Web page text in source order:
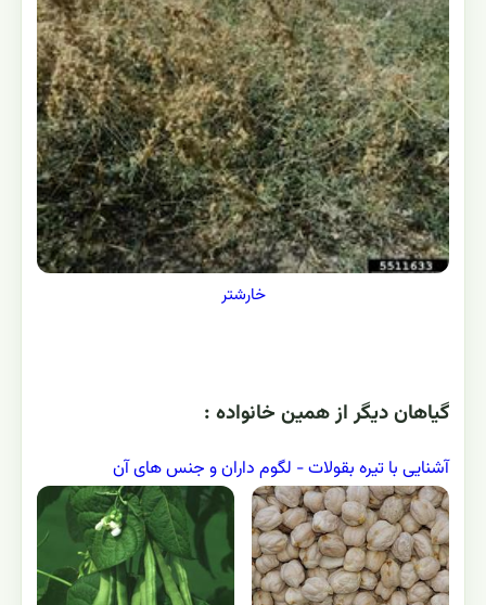
خارشتر
گياهان ديگر از همين خانواده :
آشنایی با تیره بقولات - لگوم داران و جنس های آن